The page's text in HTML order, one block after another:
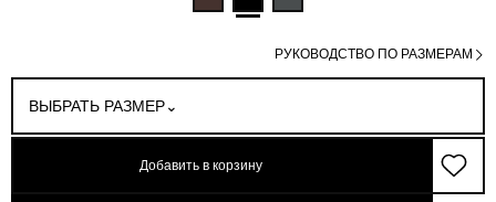
ВЫБРАТЬ РАЗМЕР
РУКОВОДСТВО ПО РАЗМЕРАМ
Добавить в корзину